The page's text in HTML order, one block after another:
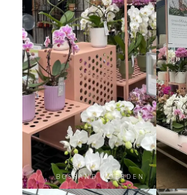
BOSRAND WOERDEN